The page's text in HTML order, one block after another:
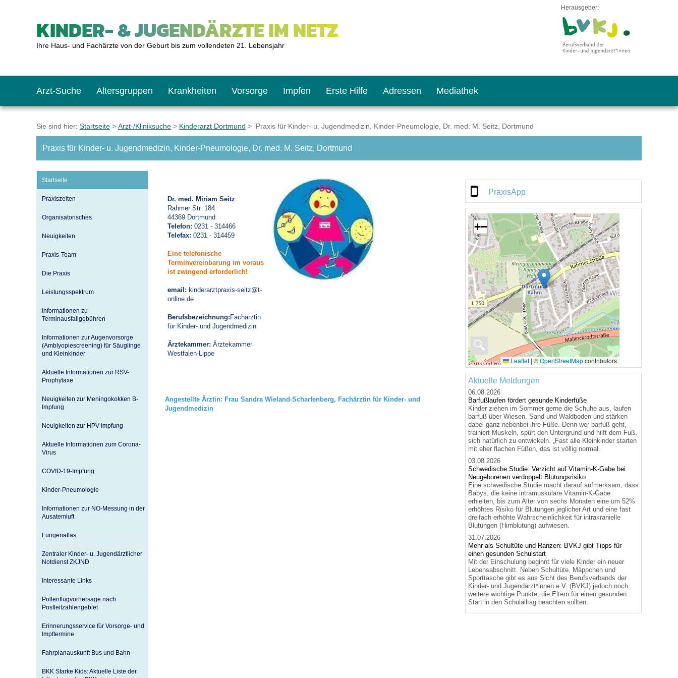
KINDER- & JUGENDÄRZTE IM NETZ
Ihre Haus- und Fachärzte von der Geburt bis zum vollendeten 21. Lebensjahr
Herausgeber:
Arzt-Suche Altersgruppen
Das erste Jahr
Jugendliche
Krankheiten Vorsorge
Baby: U1 bis U6
Teenager: J1 bis J2
Impfen
Impfkalender
Impfreaktionen
Impfsicherheit
Häufige Fragen
Recht auf Impfung
Vorsorge- und Impferinnerung
Erste Hilfe
Notrufnummern
Sofortmaßnahmen
Notdienste
Adressen
Notdienste
Link-Tipps
Mediathek
BMI-Rechner
Wachstum-Rechner
Empfehlungen zum Bildschirmmediengebrauch
Hörlexikon
Material zu den Vorsorgen
Entwicklungskalender
Sie sind hier: Startseite > Arzt-/Kliniksuche > Kinderarzt Dortmund > Praxis für Kinder- u. Jugendmedizin, Kinder-Pneumologie, Dr. med. M. Seitz, Dortmund
Praxis für Kinder- u. Jugendmedizin, Kinder-Pneumologie, Dr. med. M. Seitz, Dortmund
Startseite
Praxiszeiten
Organisatorisches
Neuigkeiten
Praxis-Team
Die Praxis
Leistungsspektrum
Informationen zu
Terminausfallgebühren
Informationen zur Augenvorsorge
(Amblyopiescreening) für Säuglinge
und Kleinkinder
Aktuelle Informationen zur RSV-
Prophylaxe
Neuigkeiten zur Meningokokken B-
Impfung
Neuigkeiten zur HPV-Impfung
Aktuelle Informationen zum Corona-
Virus
COVID-19-Impfung
Kinder-Pneumologie
Informationen zur NO-Messung in der
Ausatemluft
Lungenatlas
Zentraler Kinder- u. Jugendärztlicher
Notdienst ZKJND
Interessante Links
Pollenflugvorhersage nach
Postleitzahlengebiet
Erinnerungsservice für Vorsorge- und
Impftermine
Fahrplanauskunft Bus und Bahn
BKK Starke Kids: Aktuelle Liste der
Dr. med. Miriam Seitz
Rahmer Str. 184
44369 Dortmund
Telefon: 0231 - 314466
Telefax: 0231 - 314459
Eine telefonische
Terminvereinbarung im voraus
ist zwingend erforderlich!
email: kinderarztpraxis-seitz@t-
online.de
Berufsbezeichnung: Fachärztin
für Kinder- und Jugendmedizin
Ärztekammer: Ärztekammer
Westfalen-Lippe
Angestellte Ärztin: Frau Sandra Wieland-Scharfenberg, Fachärztin für Kinder- und
Jugendmedizin
PraxisApp
🔍
+−
Leaflet | ©OpenStreetMapcontributors
Aktuelle Meldungen
06.08.2026
Barfußlaufen fördert gesunde Kinderfüße
Kinder ziehen im Sommer gerne die Schuhe aus, laufen
barfuß über Wiesen, Sand und Waldboden und stärken
dabei ganz nebenbei ihre Füße. Denn wer barfuß geht,
trainiert Muskeln, spürt den Untergrund und hilft dem Fuß,
sich natürlich zu entwickeln. „Fast alle Kleinkinder starten
mit eher flachen Füßen, das ist völlig normal.
03.08.2026
Schwedische Studie: Verzicht auf Vitamin-K-Gabe bei
Neugeborenen verdoppelt Blutungsrisiko
Eine schwedische Studie macht darauf aufmerksam, dass
Babys, die keine intramuskuläre Vitamin-K-Gabe
erhielten, bis zum Alter von sechs Monaten eine um 52%
erhöhtes Risiko für Blutungen jeglicher Art und eine fast
dreifach erhöhte Wahrscheinlichkeit für intrakranielle
Blutungen (Hirnblutung) aufwiesen.
31.07.2026
Mehr als Schultüte und Ranzen: BVKJ gibt Tipps für
einen gesunden Schulstart
Mit der Einschulung beginnt für viele Kinder ein neuer
Lebensabschnitt. Neben Schultüte, Mäppchen und
Sporttasche gibt es aus Sicht des Berufsverbands der
Kinder- und Jugendärzt*innen e.V. (BVKJ) jedoch noch
weitere wichtige Punkte, die Eltern für einen gesunden
Start in den Schulalltag beachten sollten.